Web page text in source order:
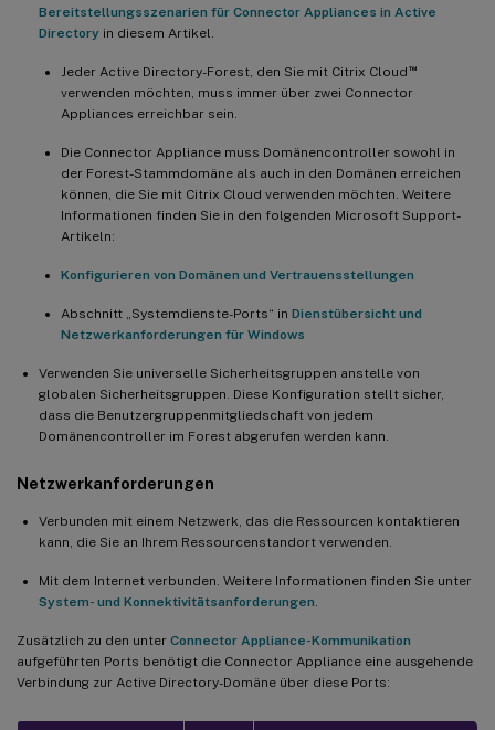
Bereitstellungsszenarien für Connector Appliances in Active
Directory in diesem Artikel.
Jeder Active Directory-Forest, den Sie mit Citrix Cloud ™
verwenden möchten, muss immer über zwei Connector
Appliances erreichbar sein.
Die Connector Appliance muss Domänencontroller sowohl in
der Forest-Stammdomäne als auch in den Domänen erreichen
können, die Sie mit Citrix Cloud verwenden möchten. Weitere
Informationen finden Sie in den folgenden Microsoft Support-
Artikeln:
Konfigurieren von Domänen und Vertrauensstellungen
Abschnitt „Systemdienste-Ports“ in Dienstübersicht und
Netzwerkanforderungen für Windows
Verwenden Sie universelle Sicherheitsgruppen anstelle von
globalen Sicherheitsgruppen. Diese Konfiguration stellt sicher,
dass die Benutzergruppenmitgliedschaft von jedem
Domänencontroller im Forest abgerufen werden kann.
Netzwerkanforderungen
Verbunden mit einem Netzwerk, das die Ressourcen kontaktieren
kann, die Sie an Ihrem Ressourcenstandort verwenden.
Mit dem Internet verbunden. Weitere Informationen finden Sie unter
System- und Konnektivitätsanforderungen
Zusätzlich zu den unter Connector Appliance-Kommunikation
aufgeführten Ports benötigt die Connector Appliance eine ausgehende
Verbindung zur Active Directory-Domäne über diese Ports: